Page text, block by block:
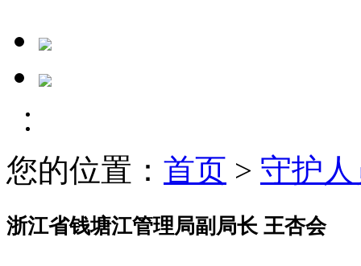
您的位置： 首页 > 守护
浙江省钱塘江管理局副局长 王杏会